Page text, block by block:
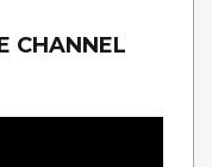
CHANNEL